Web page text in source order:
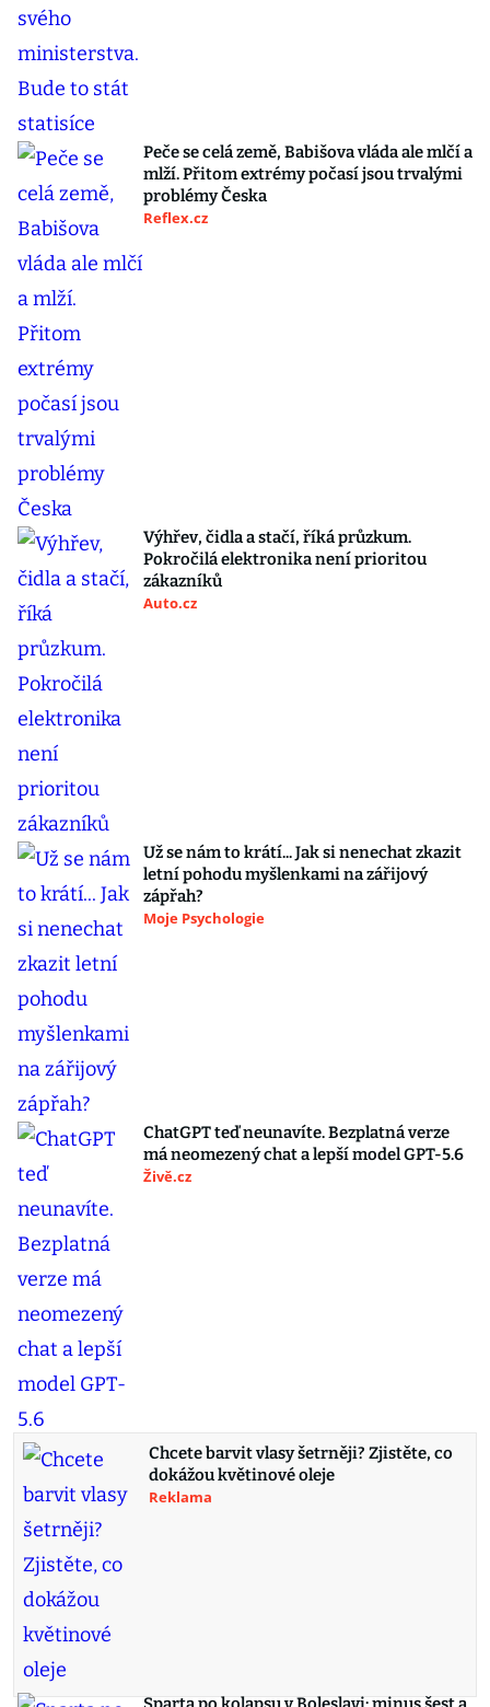
Peče se celá země, Babišova vláda ale mlčí a
mlží. Přitom extrémy počasí jsou trvalými
problémy Česka
Reflex.cz
Výhřev, čidla a stačí, říká průzkum.
Pokročilá elektronika není prioritou
zákazníků
Auto.cz
Už se nám to krátí... Jak si nenechat zkazit
letní pohodu myšlenkami na zářijový
zápřah?
Moje Psychologie
ChatGPT teď neunavíte. Bezplatná verze
má neomezený chat a lepší model GPT-5.6
Živě.cz
Chcete barvit vlasy šetrněji? Zjistěte, co
dokážou květinové oleje
Reklama